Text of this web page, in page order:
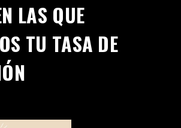
LAS QUE
TU TASA DE